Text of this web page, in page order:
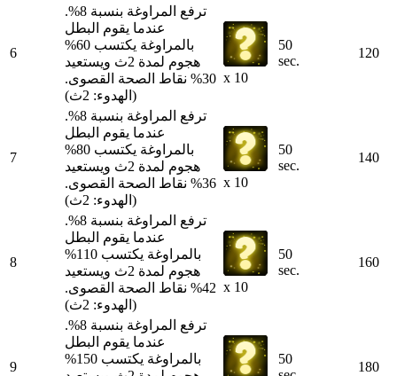
6
ترفع المراوغة بنسبة 8%.
عندما يقوم البطل
بالمراوغة يكتسب 60%
هجوم لمدة 2ث ويستعيد
30% نقاط الصحة القصوى.
(الهدوء: 2ث)
x 10
50
sec.
120
7
ترفع المراوغة بنسبة 8%.
عندما يقوم البطل
بالمراوغة يكتسب 80%
هجوم لمدة 2ث ويستعيد
36% نقاط الصحة القصوى.
(الهدوء: 2ث)
x 10
50
sec.
140
8
ترفع المراوغة بنسبة 8%.
عندما يقوم البطل
بالمراوغة يكتسب 110%
هجوم لمدة 2ث ويستعيد
42% نقاط الصحة القصوى.
(الهدوء: 2ث)
x 10
50
sec.
160
9
ترفع المراوغة بنسبة 8%.
عندما يقوم البطل
بالمراوغة يكتسب 150%
50
180